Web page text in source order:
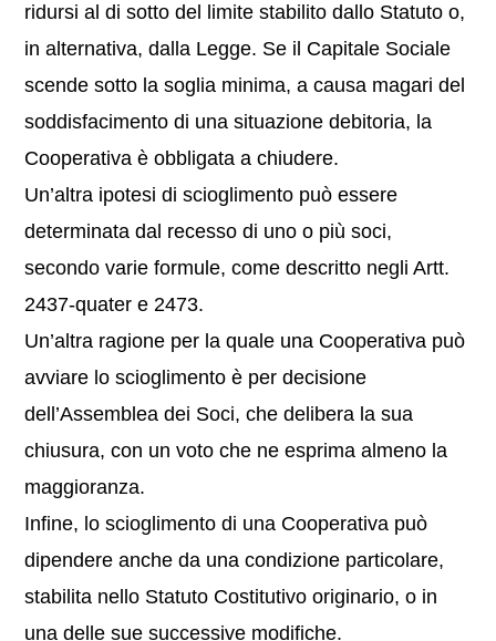
ridursi al di sotto del limite stabilito dallo Statuto o,
in alternativa, dalla Legge. Se il Capitale Sociale
scende sotto la soglia minima, a causa magari del
soddisfacimento di una situazione debitoria, la
Cooperativa è obbligata a chiudere.
Un’altra ipotesi di scioglimento può essere
determinata dal recesso di uno o più soci,
secondo varie formule, come descritto negli Artt.
2437-quater e 2473.
Un’altra ragione per la quale una Cooperativa può
avviare lo scioglimento è per decisione
dell’Assemblea dei Soci, che delibera la sua
chiusura, con un voto che ne esprima almeno la
maggioranza.
Infine, lo scioglimento di una Cooperativa può
dipendere anche da una condizione particolare,
stabilita nello Statuto Costitutivo originario, o in
una delle sue successive modifiche.